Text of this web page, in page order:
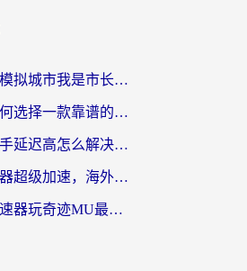
意大利怎么玩模拟城市我是市长？海外党国服游戏加速终极攻略（附三国3量子特攻解决办法）
人在海外，如何选择一款靠谱的玩剑灵2加速器？
国外玩灌篮高手延迟高怎么解决？海外玩家国服游戏加速终极指南
非人学园加速器超级加速，海外玩家重返国服的通行证
国外用什么加速器玩奇迹MU最好？2026海外玩家国服游戏加速全攻略